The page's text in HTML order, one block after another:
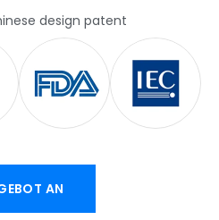
design patent
AN